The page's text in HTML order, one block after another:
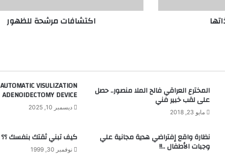
م
ل
ه
اكتشافات مرشحة للظهور
المخترع العراقي فالح الملا منصور.. حصل
على لقب خبير فني
مايو 23, 2018
AUTOMATIC VISULIZATION
ADENOIDECTOMY DEVICE
ديسمبر 10, 2025
نظارة واقع إفتراضي هدية مجانية علي
وجبات الأطفال ..!!
كيف تبني ثقتك بنفسك ؟؟
نوفمبر 30, 1999